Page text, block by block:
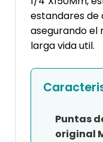
estandares de
asegurando el
larga vida util.
Puntas
original